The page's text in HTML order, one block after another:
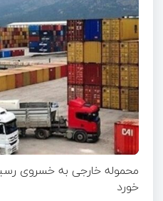
محموله خارجی به خسروی
خورد